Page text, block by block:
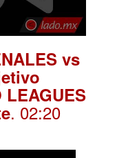
vs
. 02:20